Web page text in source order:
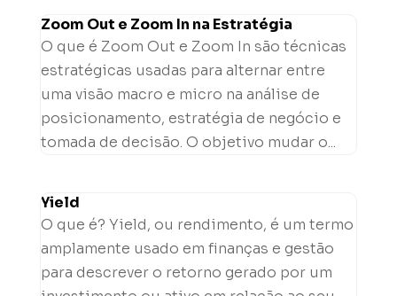
Zoom Out e Zoom In na Estratégia
O que é Zoom Out e Zoom In são técnicas
estratégicas usadas para alternar entre
uma visão macro e micro na análise de
posicionamento, estratégia de negócio e
tomada de decisão. O objetivo mudar o...
Yield
O que é? Yield, ou rendimento, é um termo
amplamente usado em finanças e gestão
para descrever o retorno gerado por um